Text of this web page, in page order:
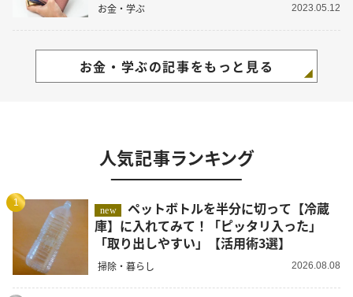
お金・学ぶ 2023.05.12
お金・学ぶの記事をもっと見る
人気記事ランキング
1
new
ペットボトルを半分に切って【冷蔵
庫】に入れてみて！「ピッタリ入った」
「取り出しやすい」【活用術3選】
掃除・暮らし 2026.08.08